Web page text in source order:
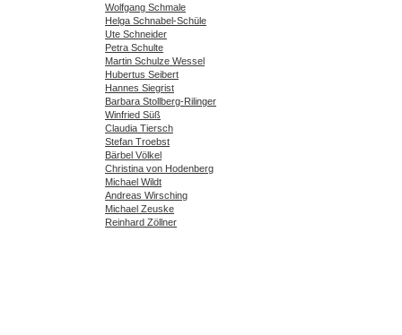
Wolfgang Schmale
Helga Schnabel-Schüle
Ute Schneider
Petra Schulte
Martin Schulze Wessel
Hubertus Seibert
Hannes Siegrist
Barbara Stollberg-Rilinger
Winfried Süß
Claudia Tiersch
Stefan Troebst
Bärbel Völkel
Christina von Hodenberg
Michael Wildt
Andreas Wirsching
Michael Zeuske
Reinhard Zöllner